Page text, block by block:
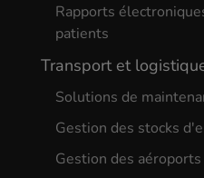
Rapports
patients
Transport et
Solutions de
Gestion des stocks
Gestion des aéroports